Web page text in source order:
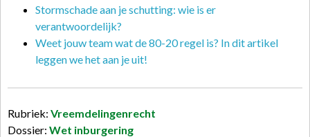
Stormschade aan je schutting: wie is er
verantwoordelijk?
Weet jouw team wat de 80-20 regel is? In dit artikel
leggen we het aan je uit!
Rubriek: Vreemdelingenrecht
Dossier: Wet inburgering